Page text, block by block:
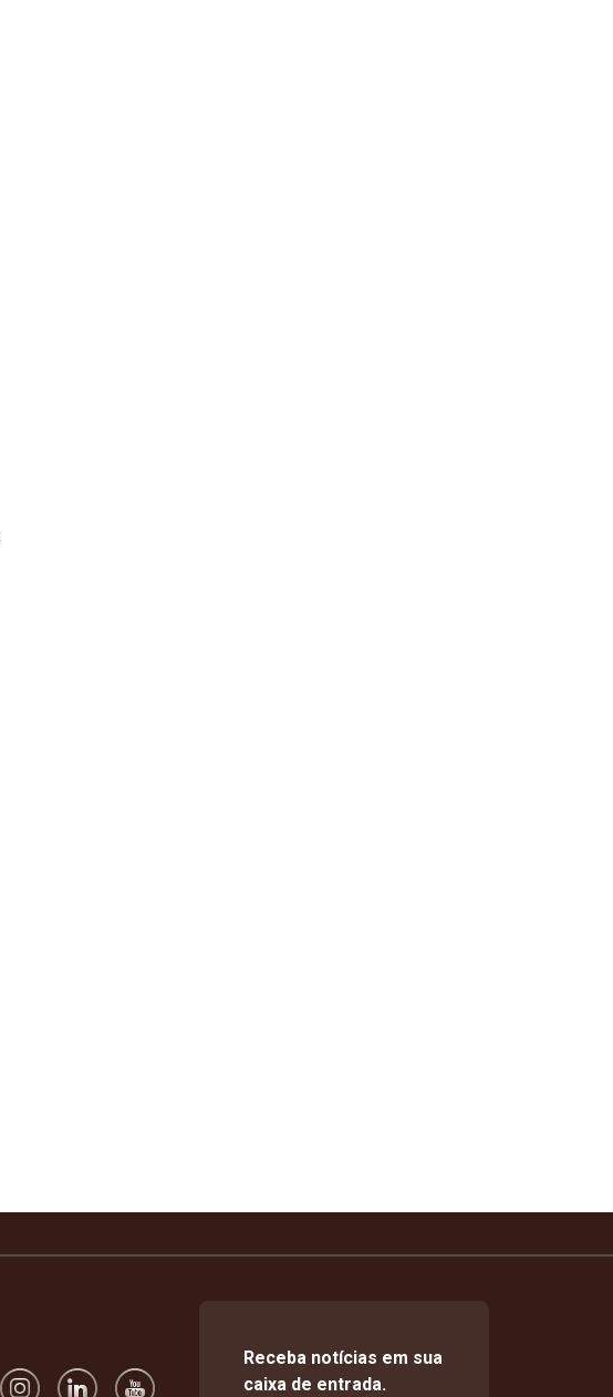
Receba notícias em sua
caixa de entrada.